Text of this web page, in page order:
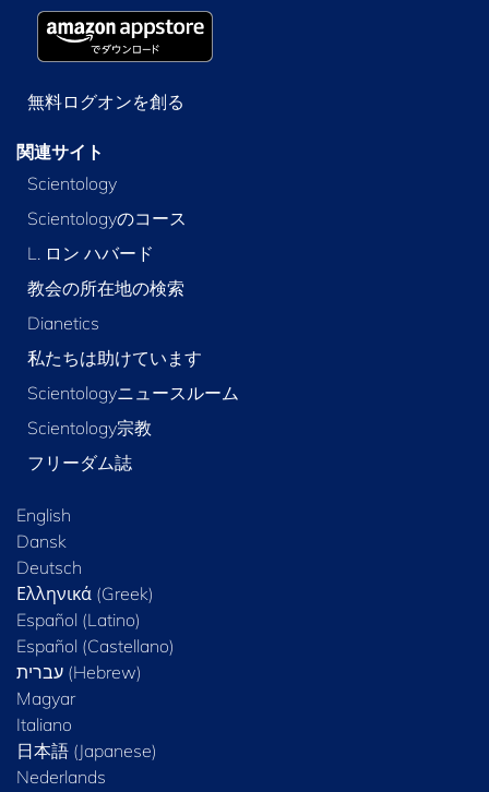
無料ログオンを創る
関連サイト
Scientology
Scientologyのコース
L. ロン ハバード
教会の所在地の検索
Dianetics
私たちは助けています
Scientologyニュースルーム
Scientology宗教
フリーダム誌
English
Dansk
Deutsch
Ελληνικά (Greek)
Español (Latino)
Español (Castellano)
Magyar
Italiano
日本語 (Japanese)
Nederlands